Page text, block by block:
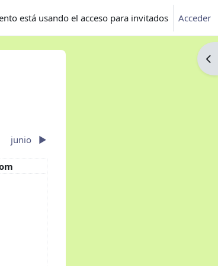
está usando el acceso para invitados Acceder
junio ▶︎
2 mayo
eventos, domingo, 3 mayo